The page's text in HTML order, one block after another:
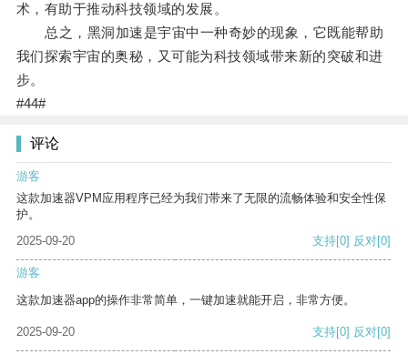
术，有助于推动科技领域的发展。
总之，黑洞加速是宇宙中一种奇妙的现象，它既能帮助
我们探索宇宙的奥秘，又可能为科技领域带来新的突破和进
步。
#44#
评论
游客
这款加速器VPM应用程序已经为我们带来了无限的流畅体验和安全性保
护。
2025-09-20
支持[0] 反对[0]
游客
这款加速器app的操作非常简单，一键加速就能开启，非常方便。
2025-09-20 支持[0] 反对[0]